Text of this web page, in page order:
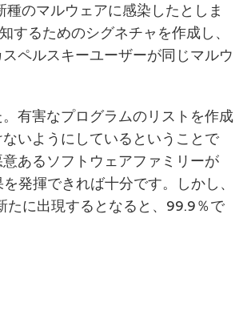
のマルウェアに感染したとしま
するためのシグネチャを作成し、
ペルスキーユーザーが同じマルウ
有害なプログラムのリストを作成
いようにしているということで
あるソフトウェアファミリーが
発揮できれば十分です。しかし、
に出現するとなると、99.9％で